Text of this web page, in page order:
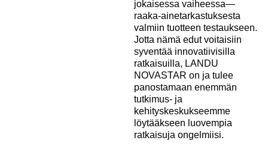
jokaisessa vaiheessa—
raaka-ainetarkastuksesta
valmiin tuotteen testaukseen.
Jotta nämä edut voitaisiin
syventää innovatiivisilla
ratkaisuilla, LANDU
NOVASTAR on ja tulee
panostamaan enemmän
tutkimus- ja
kehityskeskukseemme
löytääkseen luovempia
ratkaisuja ongelmiisi.